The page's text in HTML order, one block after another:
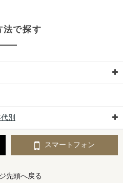
法で探す
別
スマートフォン
先頭へ戻る